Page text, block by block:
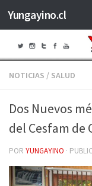
Saltar al contenido
Yungayino.cl
NOTICIAS / SALUD
Dos Nuevos
del Cesfam de
POR YUNGAYINO ·